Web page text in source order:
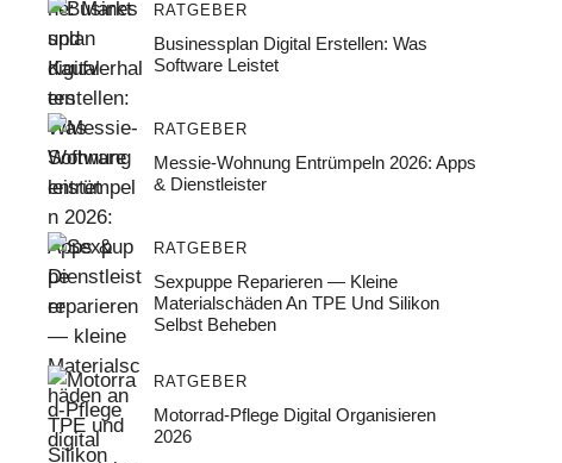
RATGEBER
Businessplan Digital Erstellen: Was
Software Leistet
RATGEBER
Messie-Wohnung Entrümpeln 2026: Apps
& Dienstleister
RATGEBER
Sexpuppe Reparieren — Kleine
Materialschäden An TPE Und Silikon
Selbst Beheben
RATGEBER
Motorrad-Pflege Digital Organisieren
2026